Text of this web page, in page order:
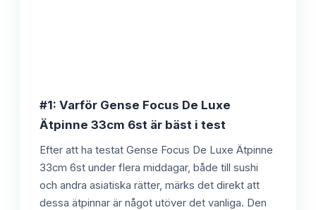
#1: Varför Gense Focus De Luxe
Ätpinne 33cm 6st är bäst i test
Efter att ha testat Gense Focus De Luxe Ätpinne
33cm 6st under flera middagar, både till sushi
och andra asiatiska rätter, märks det direkt att
dessa ätpinnar är något utöver det vanliga. Den